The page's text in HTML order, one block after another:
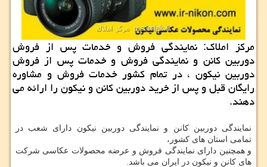
مركز املاك: نمایندگی فروش و خدمات پس از فروش
دوربین كانن و نمایندگی فروش و خدمات پس از فروش
دوربین نیكون ، در تمام كشور خدمات فروش و مشاوره
رایگان قبل و پس از خرید دوربین كانن و نیكون را ارائه می
دهند.
نمایندگی دوربین کانن و نمایندگی دوربین نیکون دارای شعب در
تمامی استان های کشور،
و همچنین دارای نمایندگی فروش و عرضه محصولات عکاسی شرکت
های کانن و نیکون در ایران می باشد.